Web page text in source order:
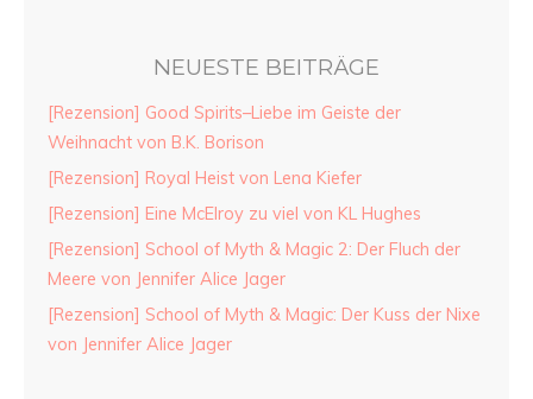
NEUESTE BEITRÄGE
[Rezension] Good Spirits–Liebe im Geiste der
Weihnacht von B.K. Borison
[Rezension] Royal Heist von Lena Kiefer
[Rezension] Eine McElroy zu viel von KL Hughes
[Rezension] School of Myth & Magic 2: Der Fluch der
Meere von Jennifer Alice Jager
[Rezension] School of Myth & Magic: Der Kuss der Nixe
von Jennifer Alice Jager